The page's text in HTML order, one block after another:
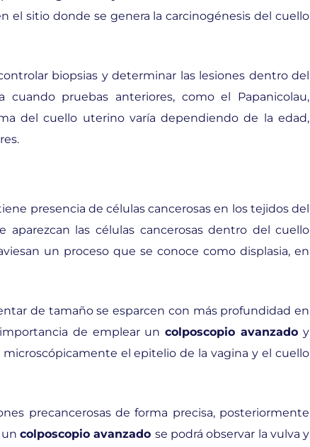
el sitio donde se genera la carcinogénesis del cuello
biopsias y determinar las lesiones dentro del
pruebas anteriores, como el Papanicolau,
del cuello uterino varía dependiendo de la edad,
presencia de células cancerosas en los tejidos del
las células cancerosas dentro del cuello
un proceso que se conoce como displasia, en
de tamaño se esparcen con más profundidad en
de emplear uncolposcopio avanzado y
el epitelio de la vagina y el cuello
precancerosas de forma precisa, posteriormente
uncolposcopio avanzado se podrá observar la vulva y